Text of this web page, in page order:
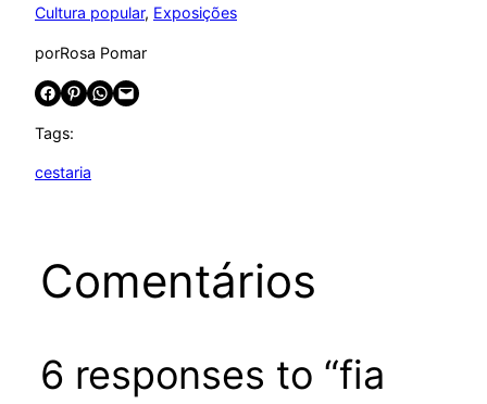
Cultura popular, Exposições
porRosa Pomar
Share on Facebook Share on Pinterest Share on WhatsApp Email this Page
Tags:
cestaria
Comentários
6 responses to “fia